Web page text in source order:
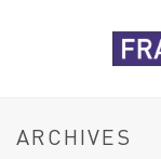
ARCHIVES